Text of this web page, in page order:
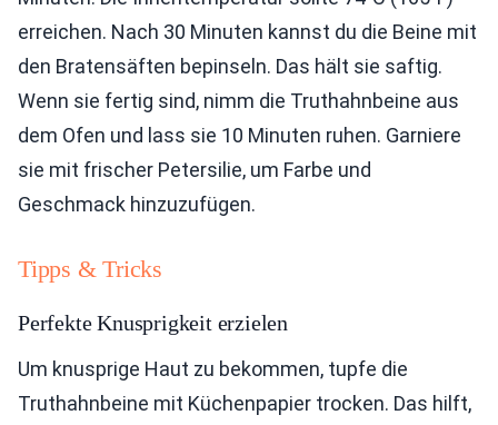
erreichen. Nach 30 Minuten kannst du die Beine mit
den Bratensäften bepinseln. Das hält sie saftig.
Wenn sie fertig sind, nimm die Truthahnbeine aus
dem Ofen und lass sie 10 Minuten ruhen. Garniere
sie mit frischer Petersilie, um Farbe und
Geschmack hinzuzufügen.
Tipps & Tricks
Perfekte Knusprigkeit erzielen
Um knusprige Haut zu bekommen, tupfe die
Truthahnbeine mit Küchenpapier trocken. Das hilft,